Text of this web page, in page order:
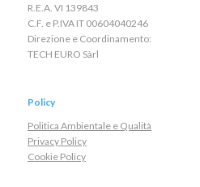
R.E.A. VI 139843
C.F. e P.IVA IT 00604040246
Direzione e Coordinamento:
TECH EURO Sàrl
Policy
Politica Ambientale e Qualità
Privacy Policy
Cookie Policy